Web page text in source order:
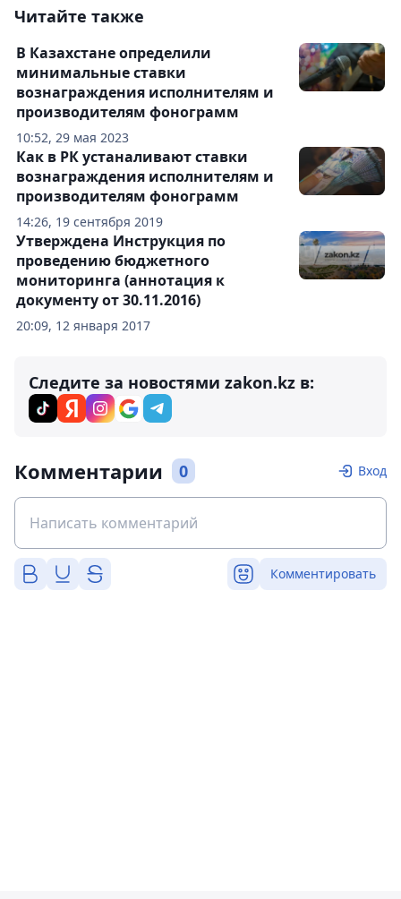
Читайте также
10:52, 29 мая 2023
В Казахстане определили
минимальные ставки
вознаграждения исполнителям и
производителям фонограмм
14:26, 19 сентября 2019
Как в РК устаналивают ставки
вознаграждения исполнителям и
производителям фонограмм
20:09, 12 января 2017
Утверждена Инструкция по
проведению бюджетного
мониторинга (аннотация к
документу от 30.11.2016)
Следите за новостями zakon.kz в:
Комментарии 0 Вход
Комментировать